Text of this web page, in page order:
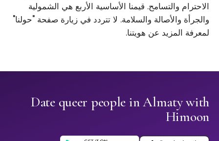
الاحترام والتسامح. قيمنا الأساسية الأربع هي الشمولية
والجرأة والأصالة والسلامة. لا تتردد في زيارة صفحة "حولنا"
لمعرفة المزيد عن هويتنا.
Date queer people in Almaty with
Himoon